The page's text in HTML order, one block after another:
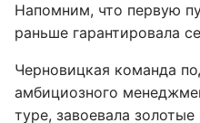
Напомним, что первую
раньше гарантировала
Черновицкая команда
амбициозного
туре, завоевала